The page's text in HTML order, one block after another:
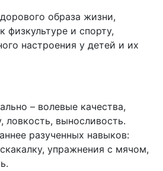
образа жизни,
физкультуре и спорту,
настроения у детей и их
– волевые качества,
ловкость, выносливость.
разученных навыков:
упражнения с мячом,